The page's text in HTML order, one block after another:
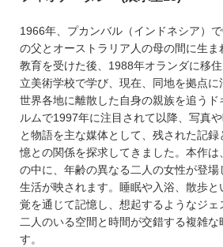
1966年、プカンバル（インドネシア）
の父とオーストラリア人の母の間に生
教育を受けた後、1988年オランダに移
立美術学校で学び、現在、同地を拠点に
世界各地に離散した自身の親族を追うド
ルムで1997年に注目されて以降、写真
と物語を主な媒体として、残された記
憶との関係を探求してきました。本作
の中に、年齢の異なる二人の女性が登
生活が映されます。睡眠や入浴、散歩
覚を通じて記憶し、想起するようなジェ
二人のいる空間と時間が交錯する複雑な
す。